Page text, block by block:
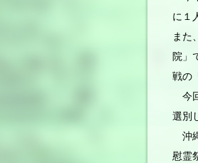
に１
また
院」
戦の
今
選別
沖
慰霊